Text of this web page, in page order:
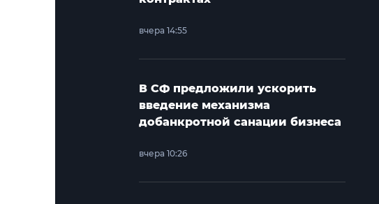
вчера 14:55
В СФ предложили ускорить
введение механизма
добанкротной санации бизнеса
вчера 10:26